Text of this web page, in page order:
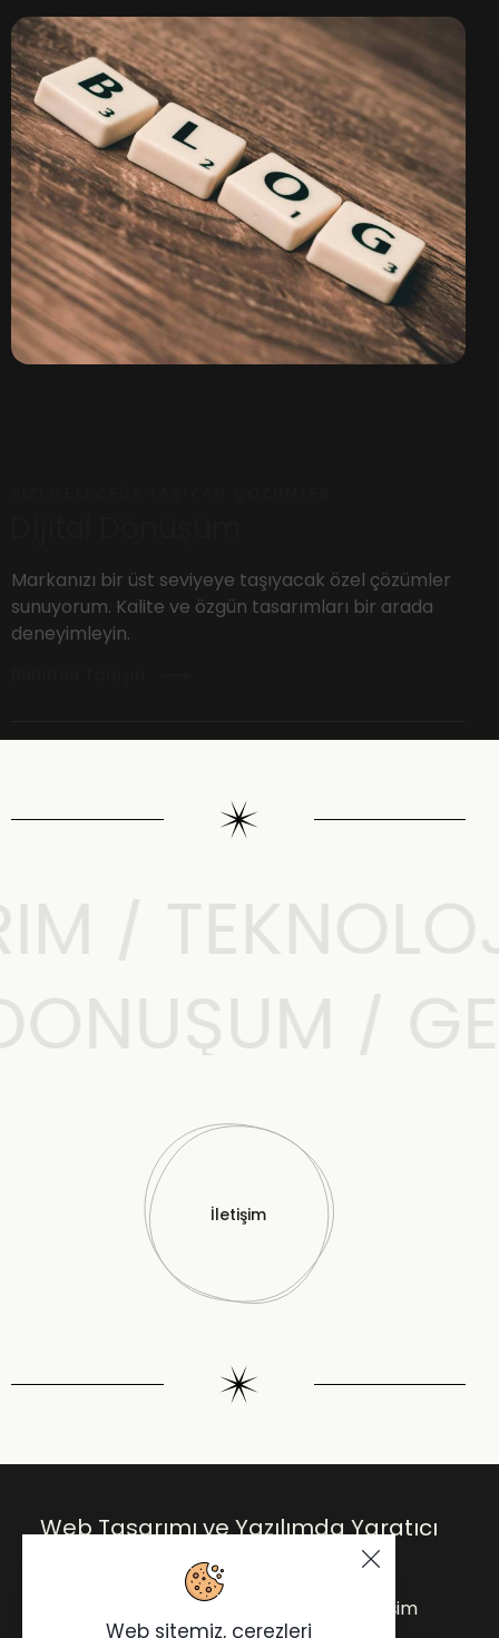
Markanızı bir üst seviyeye taşıyacak özel çözümler
sunuyorum. Kalite ve özgün tasarımları bir arada
deneyimleyin.
İletişim
Web Tasarımı ve Yazılımda Yaratıcı
Çözümler.
Blog İletişim
Web sitemiz, çerezleri